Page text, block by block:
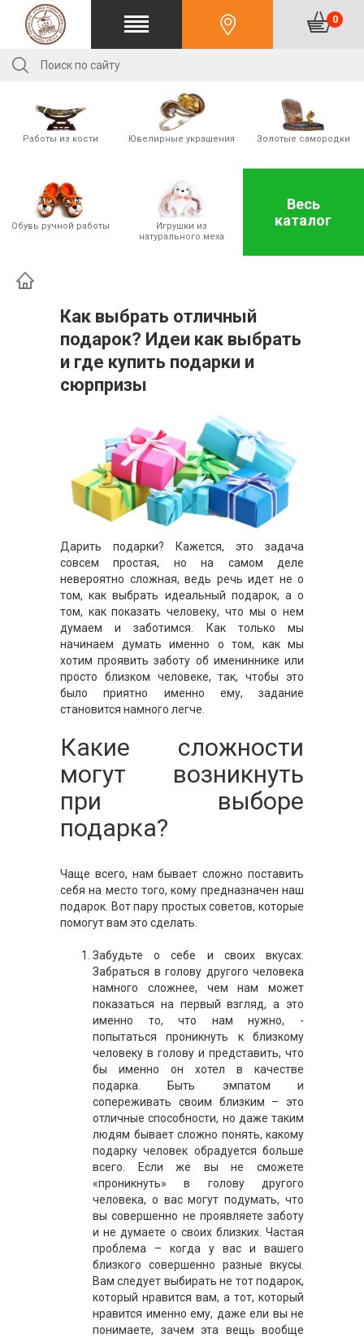
0
Работы из кости Ювелирные украшения Золотые cамородки
Обувь ручной работы
Игрушки из
натурального меха
Весь
каталог
Как выбрать отличный
подарок? Идеи как выбрать
и где купить подарки и
сюрпризы
Дарить подарки? Кажется, это задача
совсем простая, но на самом деле
невероятно сложная, ведь речь идет не о
том, как выбрать идеальный подарок, а о
том, как показать человеку, что мы о нем
думаем и заботимся. Как только мы
начинаем думать именно о том, как мы
хотим проявить заботу об имениннике или
просто близком человеке, так, чтобы это
было приятно именно ему, задание
становится намного легче.
Какие сложности
могут возникнуть
при выборе
подарка?
Чаще всего, нам бывает сложно поставить
себя на место того, кому предназначен наш
подарок. Вот пару простых советов, которые
помогут вам это сделать.
Забудьте о себе и своих вкусах.
Забраться в голову другого человека
намного сложнее, чем нам может
показаться на первый взгляд, а это
именно то, что нам нужно, -
попытаться проникнуть к близкому
человеку в голову и представить, что
бы именно он хотел в качестве
подарка. Быть эмпатом и
сопереживать своим близким – это
отличные способности, но даже таким
людям бывает сложно понять, какому
подарку человек обрадуется больше
всего. Если же вы не сможете
«проникнуть» в голову другого
человека, о вас могут подумать, что
вы совершенно не проявляете заботу
и не думаете о своих близких. Частая
проблема – когда у вас и вашего
близкого совершенно разные вкусы.
Вам следует выбирать не тот подарок,
который нравится вам, а тот, который
нравится именно ему, даже ели вы не
понимаете, зачем эта вещь вообще